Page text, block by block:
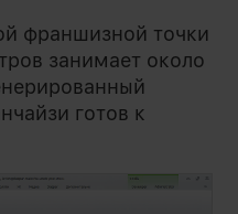
франшизной точки
занимает около
готов к